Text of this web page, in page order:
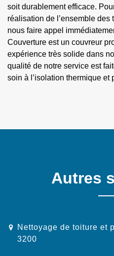
soit durablement efficace.
réalisation de l’ensemble
nous faire appel
Couverture est un couvreur
expérience très solide dans
qualité de notre service est
soin à l’isolation thermique et
Autres
Nettoyage de toiture et
3200